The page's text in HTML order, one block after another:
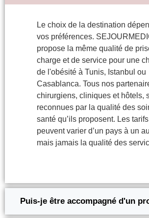
Le choix de la destination
vos préférences.
propose la même qualité de
charge et de service pour une
de l'obésité à Tunis, Istanbul ou
Casablanca. Tous nos
chirurgiens, cliniques et hôtels,
reconnues par la qualité des
santé qu’ils proposent. Les tarifs
peuvent varier d’un pays à un
mais jamais la qualité des
Puis-je être accompagné d'un